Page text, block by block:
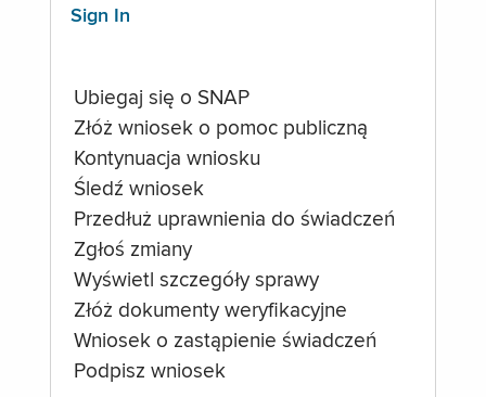
Sign In
Ubiegaj się o SNAP
Złóż wniosek o pomoc publiczną
Kontynuacja wniosku
Śledź wniosek
Przedłuż uprawnienia do świadczeń
Zgłoś zmiany
Wyświetl szczegóły sprawy
Złóż dokumenty weryfikacyjne
Wniosek o zastąpienie świadczeń
Podpisz wniosek